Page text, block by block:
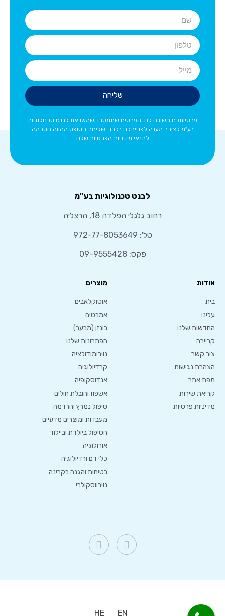
שליחה
פרטיותכם חשובה לנו: הפרטים שתמסרו ישמשו את לבנט טכנולוגיות
בע"מ לצורך מענה לפנייתכם בלבד. שליחת הטופס מהווה הסכמה
לתנאי מדיניות הפרטיות שלנו
מוצרים
אוטוקלאבים
אמבטים
בונזן (מבער)
הפתרונות שלנו
נוירומודולציה
קרדיולוגיה
אנדוסקופיה
אשפוז והובלת חולים
טיפול נמרץ והרדמה
מעבדות ומוצרים מדעיים
הטיפול ביולדת וביילוד
אורולוגיה
כלי דם ורדיולוגיה
בטיחות והגנה בקרינה
נוירווסקולרי
אודות
בית
עלינו
החדשות שלנו
קריירה
צור קשר
הצהרת נגישות
מפת אתר
קריאת שירות
מדיניות פרטיות
לבנט טכנולוגיות בע"מ
רחוב גלגלי הפלדה 18, הרצליה
טל': 972-77-8053649
פקס: 09-9555428
EN
HE